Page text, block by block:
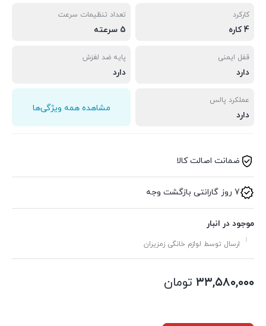
کارکرد
4 کاره
تعداد تنظیمات سرعت
5 سرعته
قفل ایمنی
دارد
پایه ضد لغزش
دارد
عملکرد پالس
دارد
مشاهده همه ویژگی‌ها
ضمانت اصالت کالا
7 روز گارانتی بازگشت وجه
موجود در انبار
ارسال توسط لوازم خانگی زمزیران
۳۳,۵۸۰,۰۰۰ تومان